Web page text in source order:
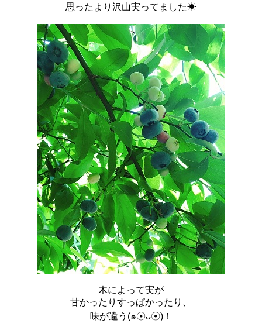
思ったより沢山実ってました☀
木によって実が
甘かったりすっぱかったり、
味が違う(๑☉ᴗ☉)！